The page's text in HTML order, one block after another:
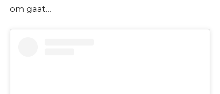
om gaat…